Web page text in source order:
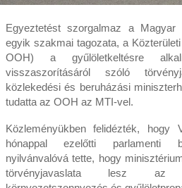
Egyeztetést szorgalmaz a Magyar
egyik szakmai tagozata, a
OOH) a gyűlöletkeltésre
visszaszorításáról szóló
közlekedési és beruházási
tudatta az OOH az MTI-vel.
Közleményükben felidézték,
hónappal ezelőtti parlamenti
nyilvánvalóvá tette, hogy
törvényjavaslata lesz az